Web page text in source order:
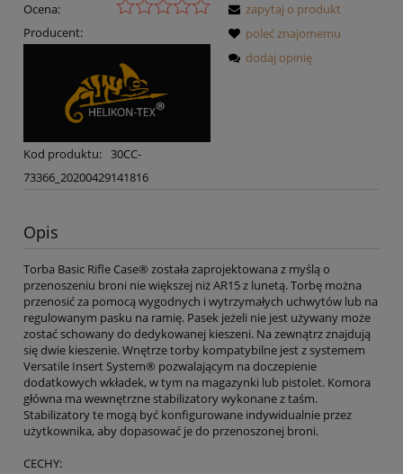
Ocena:
Producent:
Kod produktu: 30CC-
73366_20200429141816
zapytaj o produkt
poleć znajomemu
dodaj opinię
Opis
Torba Basic Rifle Case® została zaprojektowana z myślą o
przenoszeniu broni nie większej niż AR15 z lunetą. Torbę można
przenosić za pomocą wygodnych i wytrzymałych uchwytów lub na
regulowanym pasku na ramię. Pasek jeżeli nie jest używany może
zostać schowany do dedykowanej kieszeni. Na zewnątrz znajdują
się dwie kieszenie. Wnętrze torby kompatybilne jest z systemem
Versatile Insert System® pozwalającym na doczepienie
dodatkowych wkładek, w tym na magazynki lub pistolet. Komora
główna ma wewnętrzne stabilizatory wykonane z taśm.
Stabilizatory te mogą być konfigurowane indywidualnie przez
użytkownika, aby dopasować je do przenoszonej broni.
CECHY: